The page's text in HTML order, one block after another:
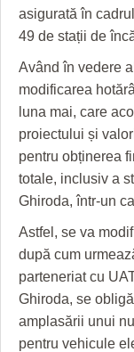
SFATURI
asigurată în
49 de stații de
Având în vedere
modificarea
luna mai, care
proiectului și
pentru obținerea
totale, inclusiv a
Ghiroda, într-un
Astfel, se va
după cum
parteneriat cu
Ghiroda, se
amplasării unui
pentru vehicule